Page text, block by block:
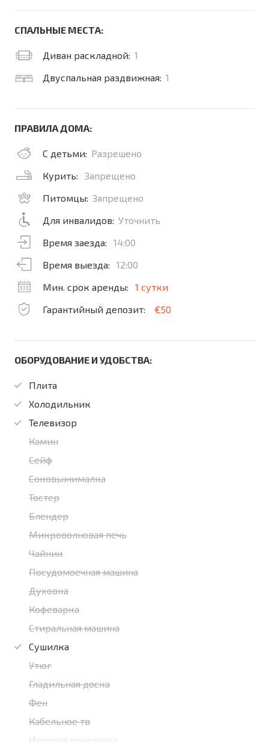
СПАЛЬНЫЕ МЕСТА:
Диван раскладной: 1
Двуспальная раздвижная: 1
ПРАВИЛА ДОМА:
С детьми: Разрешено
Курить:
Запрещено
Питомцы: Запрещено
Для инвалидов: Уточнить
Время заезда:
14:00
Время выезда:
12:00
Мин. срок аренды:
1 сутки
Гарантийный депозит:
€50
ОБОРУДОВАНИЕ И УДОБСТВА:
Плита
Холодильник
Телевизор
Камин
Сейф
Соковыжималка
Тостер
Блендер
Микроволновая печь
Чайник
Посудомоечная машина
Духовка
Кофеварка
Стиральная машина
Сушилка
Утюг
Гладильная доска
Фен
Кабельное тв
Игровая приставка